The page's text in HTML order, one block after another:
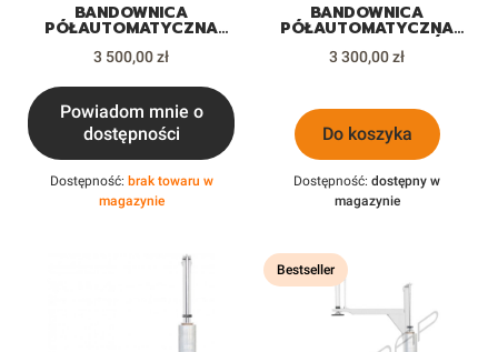
BANDOWNICA
PÓŁAUTOMATYCZNA
KARTONÓW PUDEŁEK
Cena
3 500,00 zł
Powiadom mnie o
dostępności
Dostępność: brak towaru w
magazynie
BANDOWNICA
PÓŁAUTOMATYCZNA
NISKA DO KARTONÓW
PUDEŁEK PACZEK
Cena
3 300,00 zł
Do koszyka
Dostępność: dostępny w
magazynie
Bestseller